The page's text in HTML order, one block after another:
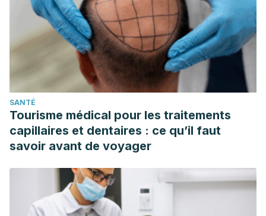
Payeras A, Díaz Molina B et al. Comentarios a la guía ESC
2016 sobre el diagnóstico y tratamiento de la insuficiencia
cardíaca aguda y crónica. Revista Española de Cardiología.
2016;69(12):1119-1125.
Personal de Mayo Clinic. Enfermedad cardíaca congénita
en adultos [Internet]. Mayo Clinic. 2018. Available from:
https://www.mayoclinic.org/es-es/diseases-
conditions/adult-congenital-heart-disease/symptoms-
causes/syc-20355456.
Cáceres G, Aceval S, Campos G, Ponce L, Echavarría M.
Fiebre Reumática. Revista de Posgrado de la VIa Cátedra
de Medicina. 2009;194:14-20.
Coll Muñoz, Yanier, Francisco Valladares Carvajal, and
SANTÉ
Tourisme médical pour les traitements
capillaires et dentaires : ce qu’il faut
savoir avant de voyager